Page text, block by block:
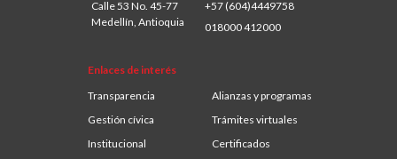
Calle 53 No. 45-77
Medellín, Antioquia
+57 (604)4449758
018000 412000
Enlaces de interés
Transparencia
Alianzas y programas
Gestión cívica
Trámites virtuales
Institucional
Certificados